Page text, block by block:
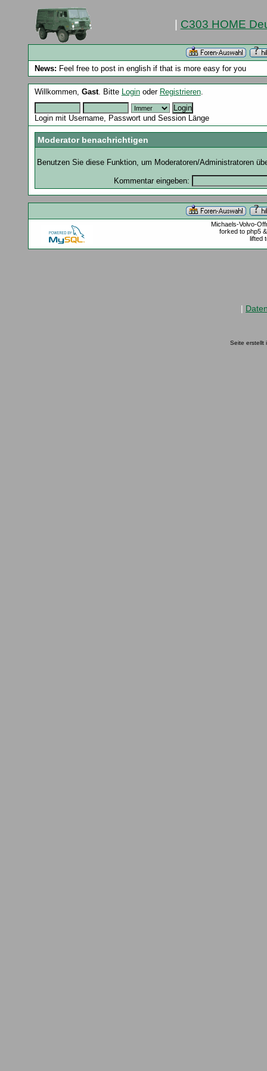
C303 HOME
News: Feel free to post in english if that is more easy for you
Willkommen, Gast. Bitte Loginoder Registrieren.
Login mit Username, Passwort und Session Länge
Moderator benachrichtigen
Benutzen Sie diese Funktion, um Moderatoren/Administratoren
Kommentar eingeben:
Michaels-Volvo-
forked to php5
lifted
|
Seite erstellt